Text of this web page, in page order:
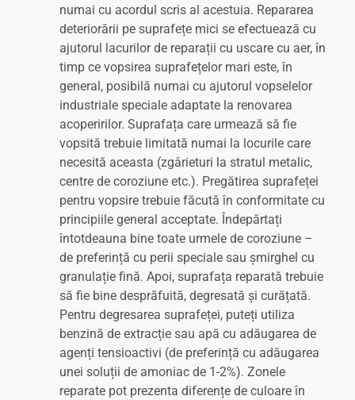
numai cu acordul scris al acestuia. Repararea
deteriorării pe suprafețe mici se efectuează cu
ajutorul lacurilor de reparații cu uscare cu aer, în
timp ce vopsirea suprafețelor mari este, în
general, posibilă numai cu ajutorul vopselelor
industriale speciale adaptate la renovarea
acoperirilor. Suprafața care urmează să fie
vopsită trebuie limitată numai la locurile care
necesită aceasta (zgârieturi la stratul metalic,
centre de coroziune etc.). Pregătirea suprafeței
pentru vopsire trebuie făcută în conformitate cu
principiile general acceptate. Îndepărtați
întotdeauna bine toate urmele de coroziune –
de preferință cu perii speciale sau șmirghel cu
granulație fină. Apoi, suprafața reparată trebuie
să fie bine desprăfuită, degresată și curățată.
Pentru degresarea suprafeței, puteți utiliza
benzină de extracție sau apă cu adăugarea de
agenți tensioactivi (de preferință cu adăugarea
unei soluții de amoniac de 1-2%). Zonele
reparate pot prezenta diferențe de culoare în